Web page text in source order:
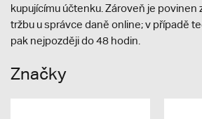
kupujícímu účtenku. Zároveň je povinen
tržbu u správce daně online; v případě
pak nejpozději do 48 hodin.
Značky